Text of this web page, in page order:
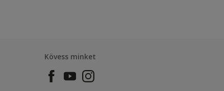
Kövess minket